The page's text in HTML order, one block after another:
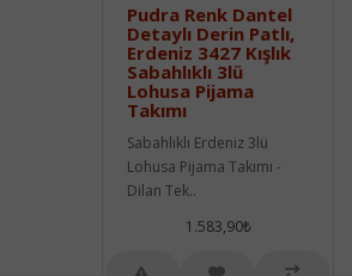
Pudra Renk Dantel
Detaylı Derin Patlı,
Erdeniz 3427 Kışlık
Sabahlıklı 3lü
Lohusa Pijama
Takımı
Sabahlıklı Erdeniz 3lü
Lohusa Pijama Takımı -
Dilan Tek..
1.583,90₺